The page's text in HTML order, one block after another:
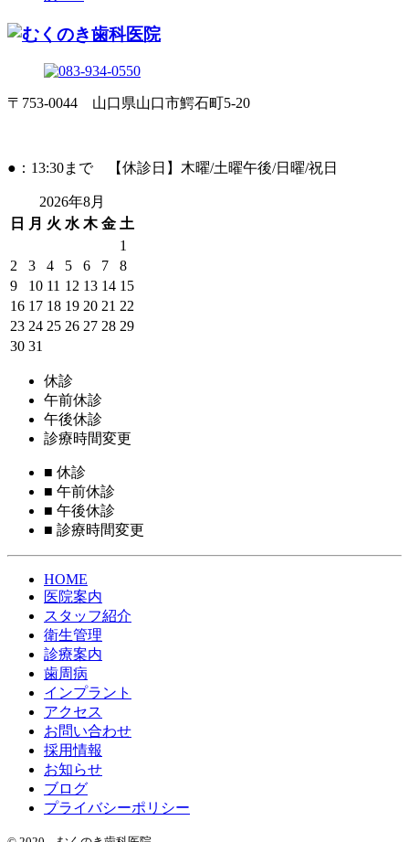
〒753-0044 山口県山口市鰐石町5-20
●：13:30まで 【休診日】木曜/土曜午後/日曜/祝日
2026年8月
日
月 火 水 木 金 土
1
2
3 4 5 6 7
8
9
10 11 12 13 14 15
16 17 18 19 20 21 22
23 24 25 26 27 28 29
30 31
休診
午前休診
午後休診
診療時間変更
■ 休診
■ 午前休診
■ 午後休診
■ 診療時間変更
HOME
医院案内
スタッフ紹介
衛生管理
診療案内
歯周病
インプラント
アクセス
お問い合わせ
採用情報
お知らせ
ブログ
プライバシーポリシー